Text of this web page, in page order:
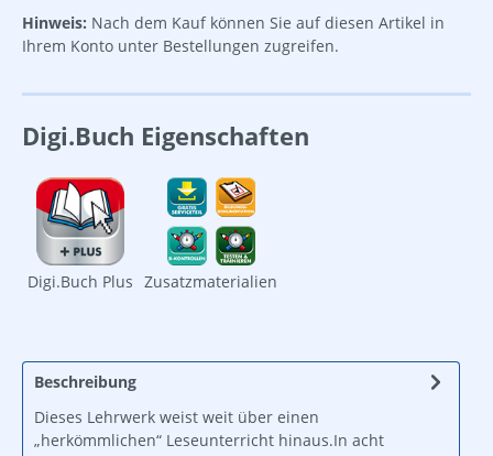
Hinweis: Nach dem Kauf können Sie auf diesen Artikel in
Ihrem Konto unter Bestellungen zugreifen.
Digi.Buch Eigenschaften
Digi.Buch Plus Zusatzmaterialien
Beschreibung
Dieses Lehrwerk weist weit über einen
„herkömmlichen“ Leseunterricht hinaus.In acht